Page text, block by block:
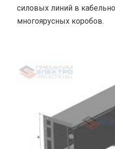
силовых линий в
многоярусных коробов.